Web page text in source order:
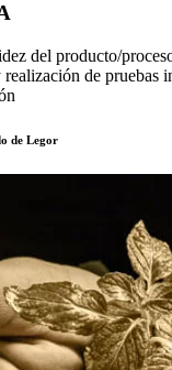
del producto/
de pruebas
de Legor